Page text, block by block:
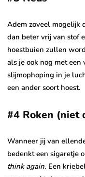
Adem zoveel mogelijk
dan beter vrij van stof
hoestbuien zullen
als je ook nog met een
slijmophoping in je
een ander soort hoest.
#4 Roken (niet
Wanneer jij van
bedenkt een sigaretje
think again. Een